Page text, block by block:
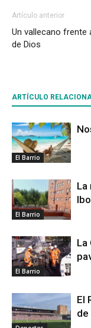
Artículo anterior
Un vallecano frente
de Dios
ARTÍCULO
El Barrio
El Barrio
La
El Barrio
La
El
de